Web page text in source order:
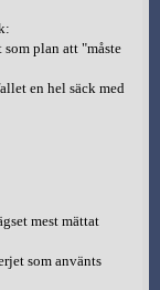
plan att "måste
en hel säck med
mest mättat
som använts